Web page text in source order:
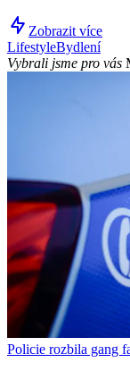
Zobrazit více
LifestyleBydlení
Vybrali jsme pro vás
Policie rozbila gang